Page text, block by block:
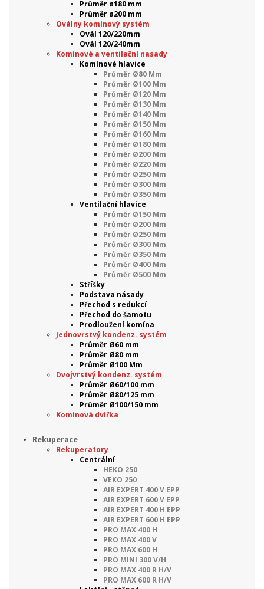
Průměr ø180 mm
Průměr ø200 mm
Oválny komínový systém
Ovál 120/220mm
Ovál 120/240mm
Komínové a ventilační nasady
Komínové hlavice
Průměr Ø80 Mm
Průměr Ø100 Mm
Průměr Ø120 Mm
Průměr Ø130 Mm
Průměr Ø140 Mm
Průměr Ø150 Mm
Průměr Ø160 Mm
Průměr Ø180 Mm
Průměr Ø200 Mm
Průměr Ø220 Mm
Průměr Ø250 Mm
Průměr Ø300 Mm
Průměr Ø350 Mm
Ventilační hlavice
Průměr Ø150 Mm
Průměr Ø200 Mm
Průměr Ø250 Mm
Průměr Ø300 Mm
Průměr Ø350 Mm
Průměr Ø400 Mm
Průměr Ø500 Mm
Stříšky
Podstava násady
Přechod s redukcí
Přechod do šamotu
Prodloužení komína
Jednovrstvý kondenz. systém
Průměr Ø60 mm
Průměr Ø80 mm
Průměr Ø100 Mm
Dvojvrstvý kondenz. systém
Průměr Ø60/100 mm
Průměr Ø80/125 mm
Průměr Ø100/150 mm
Komínová dvířka
Rekuperace
Rekuperatory
Centrální
HEKO 250
VEKO 250
AIR EXPERT 400 V EPP
AIR EXPERT 600 V EPP
AIR EXPERT 400 H EPP
AIR EXPERT 600 H EPP
PRO MAX 400 H
PRO MAX 400 V
PRO MAX 600 H
PRO MINI 300 V/H
PRO MAX 400 R H/V
PRO MAX 600 R H/V